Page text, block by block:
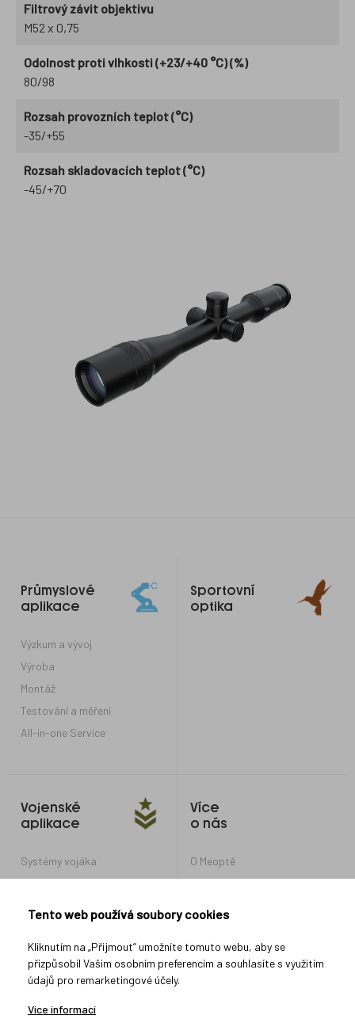
Filtrový závit objektivu
M52 x 0,75
Odolnost proti vlhkosti (+23/+40 °C) (%)
80/98
Rozsah provozních teplot (°C)
-35/+55
Rozsah skladovacích teplot (°C)
-45/+70
do
Průmyslové
aplikace
Výzkum a vývoj
Výroba
Montáž
Testování a měření
All-in-one Service
Sportovní
optika
Vojenské
aplikace
Systémy vojáka
Optické systémy pro obrněná
Optické systémy pro další
Více
o nás
O Meoptě
Kariéra v Meoptě
Tento web používá soubory cookies
Kliknutím na „Přijmout“ umožníte tomuto webu, aby se
přizpůsobil Vašim osobním preferencím a souhlasíte s využitím
údajů pro remarketingové účely.
Více informací